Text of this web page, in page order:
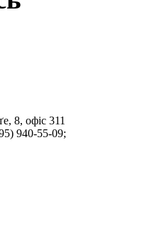
8, офіс 311
940-55-09;